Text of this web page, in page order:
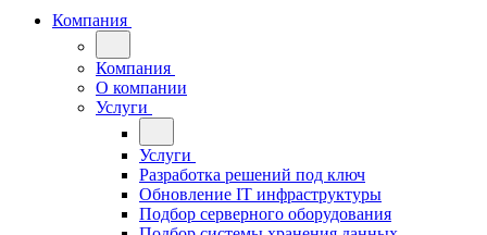
Компания
Компания
О компании
Услуги
Услуги
Разработка решений под ключ
Обновление IT инфраструктуры
Подбор серверного оборудования